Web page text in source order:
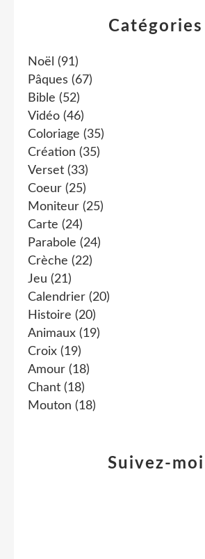
Catégories
Noël (91)
Pâques (67)
Bible (52)
Vidéo (46)
Coloriage (35)
Création (35)
Verset (33)
Coeur (25)
Moniteur (25)
Carte (24)
Parabole (24)
Crèche (22)
Jeu (21)
Calendrier (20)
Histoire (20)
Animaux (19)
Croix (19)
Amour (18)
Chant (18)
Mouton (18)
Suivez-moi